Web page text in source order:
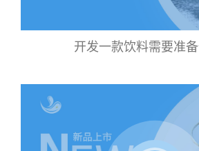
开发一款饮料需要准备